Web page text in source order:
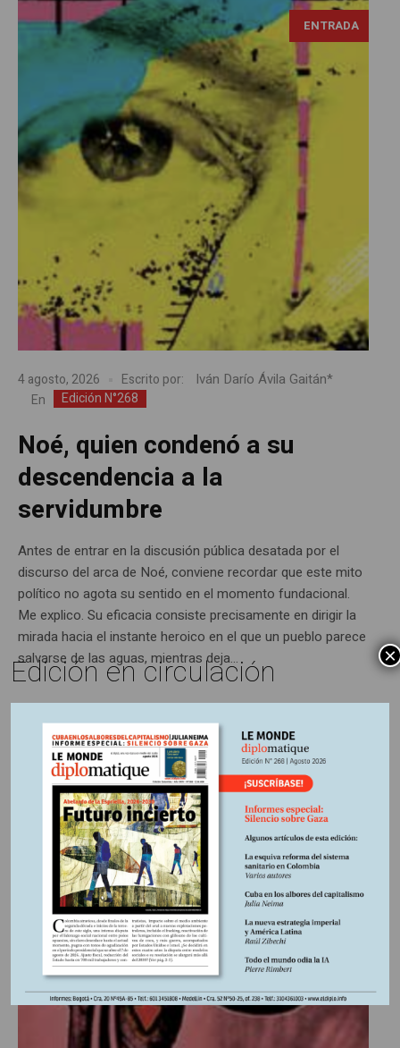
ENTRADA
4 agosto, 2026 Escrito por: Iván Darío Ávila Gaitán*
En Edición N°268
Noé, quien condenó a su
descendencia a la
servidumbre
Antes de entrar en la discusión pública desatada por el
discurso del arca de Noé, conviene recordar que este mito
político no agota su sentido en el momento fundacional.
Me explico. Su eficacia consiste precisamente en dirigir la
mirada hacia el instante heroico en el que un pueblo parece
salvarse de las aguas, mientras deja...
ENTRADA
Edición en circulación ×